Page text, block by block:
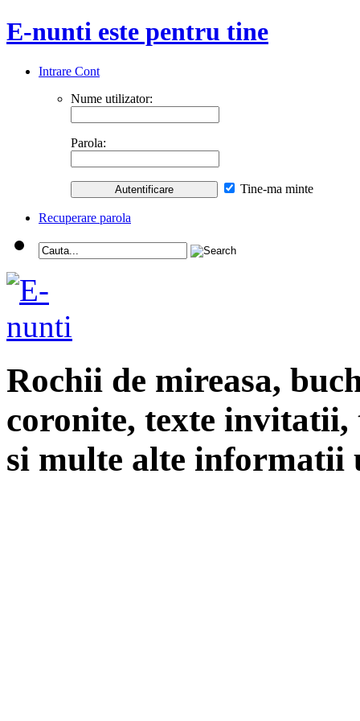
E-nunti este pentru tine
Intrare Cont
Nume utilizator:
Parola:
Tine-ma minte
Recuperare parola
Rochii de mireasa,
coronite, texte
si multe alte informatii